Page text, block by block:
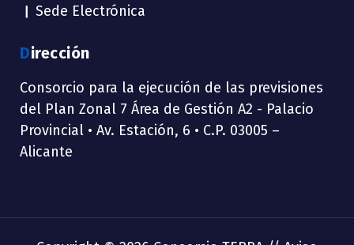
Sede Electrónica
Dirección
Consorcio para la ejecución de las previsiones
del Plan Zonal 7 Área de Gestión A2 - Palacio
Provincial • Av. Estación, 6 • C.P. 03005 –
Alicante